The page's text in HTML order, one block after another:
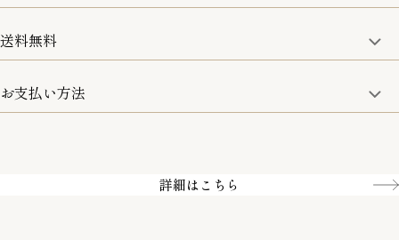
15:00までのご注文は即日発送
お取寄せ商品を除く
送料無料
5,500円(税込)以上で全国送料無料となります。
お支払い方法
詳細はこちら